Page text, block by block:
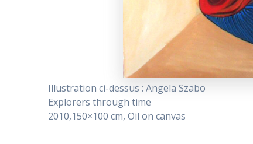
Illustration ci-dessus : Angela Szabo
Explorers through time
2010,150×100 cm, Oil on canvas